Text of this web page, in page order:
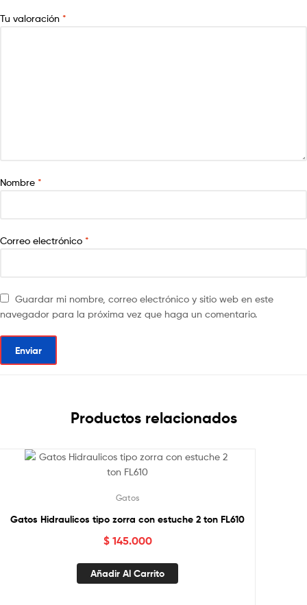
Tu valoración *
Nombre *
Correo electrónico *
Guardar mi nombre, correo electrónico y sitio web en este
navegador para la próxima vez que haga un comentario.
Productos relacionados
Gatos
Gatos Hidraulicos tipo zorra con estuche 2 ton FL610
$145.000
Añadir Al Carrito